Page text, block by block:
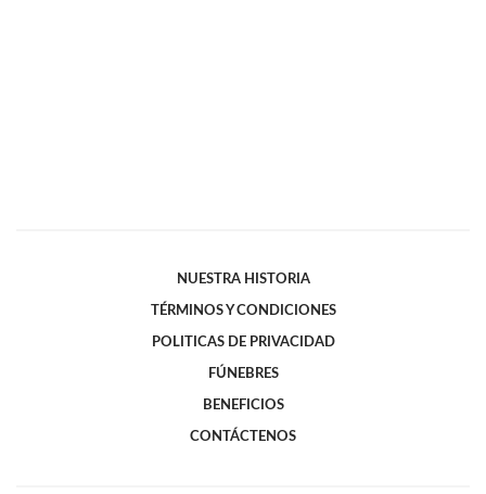
NUESTRA HISTORIA
TÉRMINOS Y CONDICIONES
POLITICAS DE PRIVACIDAD
FÚNEBRES
BENEFICIOS
CONTÁCTENOS